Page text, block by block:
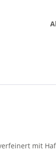
mit